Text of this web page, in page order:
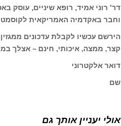
דר' רוני אמיד, רופא שיניים, עוסק
וחבר באקדמיה האמריקאית
הירשם עכשיו לקבלת עדכונים ממגזין
קצר, ממצה, איכותי, חינם – אצלך
דואר אלקטרוני
שם
אולי יעניין אותך גם